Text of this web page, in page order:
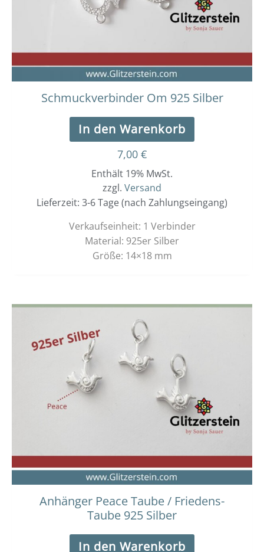
Schmuckverbinder Om 925 Silber
In den Warenkorb
7,00 €
Enthält 19% MwSt.
zzgl. Versand
Lieferzeit: 3-6 Tage (nach Zahlungseingang)
Verkaufseinheit: 1 Verbinder
Material: 925er Silber
Größe: 14×18 mm
Anhänger Peace Taube / Friedens-
Taube 925 Silber
In den Warenkorb